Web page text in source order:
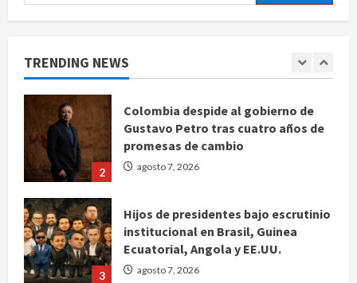
TRENDING NEWS
1
Charlotte FC vs Atlas: Fecha,
horario y canal para ver el partido
2
Colombia despide al gobierno de
Gustavo Petro tras cuatro años de
promesas de cambio
agosto 7, 2026
3
Hijos de presidentes bajo escrutinio
institucional en Brasil, Guinea
Ecuatorial, Angola y EE.UU.
agosto 7, 2026